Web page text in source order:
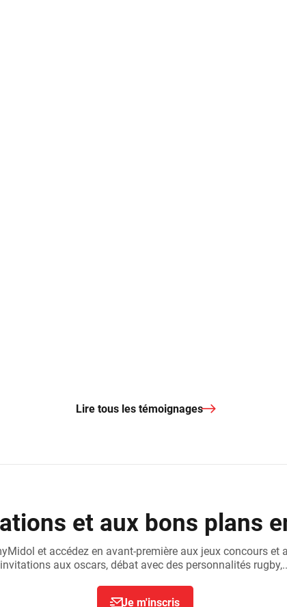
Lire tous les témoignages
et aux bons plans
et accédez en avant-première aux jeux concours et
invitations aux oscars, débat avec des personnalités
Je m'inscris